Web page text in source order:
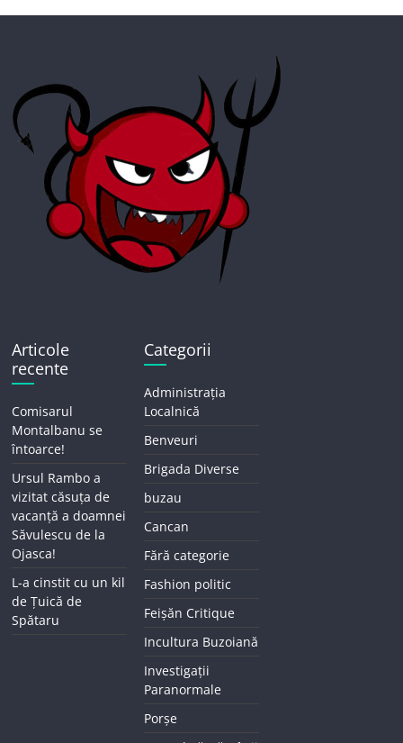
Articole
recente
Comisarul
Montalbanu se
întoarce!
Ursul Rambo a
vizitat căsuța de
vacanță a doamnei
Săvulescu de la
Ojasca!
L-a cinstit cu un kil
de Țuică de
Spătaru
Categorii
Administrația
Localnică
Benveuri
Brigada Diverse
buzau
Cancan
Fără categorie
Fashion politic
Feișăn Critique
Incultura Buzoiană
Investigații
Paranormale
Porșe